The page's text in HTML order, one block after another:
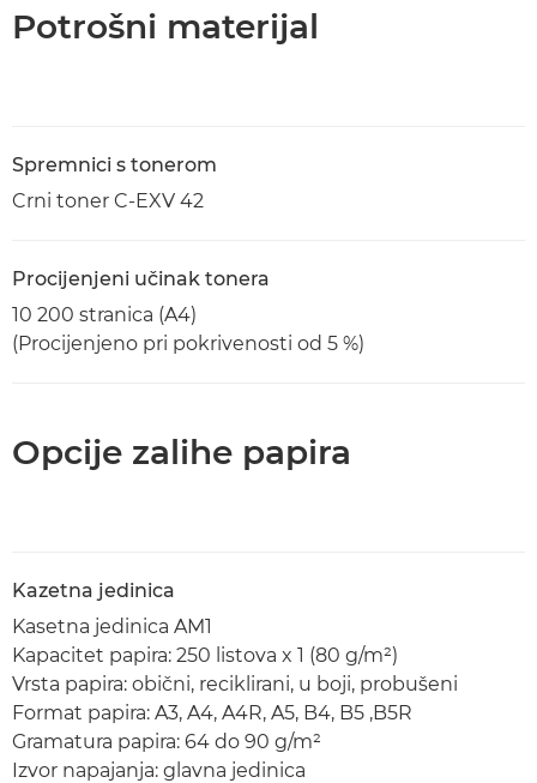
Potrošni materijal
Spremnici s tonerom
Crni toner C-EXV 42
Procijenjeni učinak tonera
10 200 stranica (A4)
(Procijenjeno pri pokrivenosti od 5 %)
Opcije zalihe papira
Kazetna jedinica
Kasetna jedinica AM1
Kapacitet papira: 250 listova x 1 (80 g/m²)
Vrsta papira: obični, reciklirani, u boji, probušeni
Format papira: A3, A4, A4R, A5, B4, B5 ,B5R
Gramatura papira: 64 do 90 g/m²
Izvor napajanja: glavna jedinica